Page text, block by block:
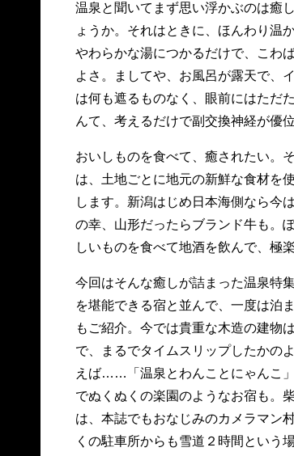
温泉と聞いてまず思い浮かぶのは癒
ょうか。それはときに、ほんわり温
やわらかな湯につかるだけで、こわ
よさ。ましてや、お風呂が露天で、
は何も遮るものなく、眼前にはた
んて、考えるだけで副交換神経が優
おいしものを食べて、癒されたい
は、土地ごとに地元の新鮮な食材を
します。新潟はじめ日本海側なら今
の幸、山形だったらブランド牛も。
しいものを食べて地酒を飲んで、極
今回はそんな癒しが詰まった温泉特
を堪能できる宿と並んで、一度は泊
もご紹介。今では貴重な木造の建物
で、まるでタイムスリップしたかの
えば……「温泉とわんことにゃんこ
でぬくぬくの楽園のようなお宿も。
は、本誌でもおなじみのカメラマン
くの駐車所からも雪道２時間という